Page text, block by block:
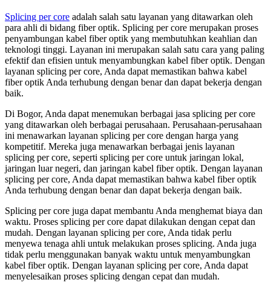
Splicing per core adalah salah satu layanan yang ditawarkan oleh
para ahli di bidang fiber optik. Splicing per core merupakan proses
penyambungan kabel fiber optik yang membutuhkan keahlian dan
teknologi tinggi. Layanan ini merupakan salah satu cara yang paling
efektif dan efisien untuk menyambungkan kabel fiber optik. Dengan
layanan splicing per core, Anda dapat memastikan bahwa kabel
fiber optik Anda terhubung dengan benar dan dapat bekerja dengan
baik.
Di Bogor, Anda dapat menemukan berbagai jasa splicing per core
yang ditawarkan oleh berbagai perusahaan. Perusahaan-perusahaan
ini menawarkan layanan splicing per core dengan harga yang
kompetitif. Mereka juga menawarkan berbagai jenis layanan
splicing per core, seperti splicing per core untuk jaringan lokal,
jaringan luar negeri, dan jaringan kabel fiber optik. Dengan layanan
splicing per core, Anda dapat memastikan bahwa kabel fiber optik
Anda terhubung dengan benar dan dapat bekerja dengan baik.
Splicing per core juga dapat membantu Anda menghemat biaya dan
waktu. Proses splicing per core dapat dilakukan dengan cepat dan
mudah. Dengan layanan splicing per core, Anda tidak perlu
menyewa tenaga ahli untuk melakukan proses splicing. Anda juga
tidak perlu menggunakan banyak waktu untuk menyambungkan
kabel fiber optik. Dengan layanan splicing per core, Anda dapat
menyelesaikan proses splicing dengan cepat dan mudah.